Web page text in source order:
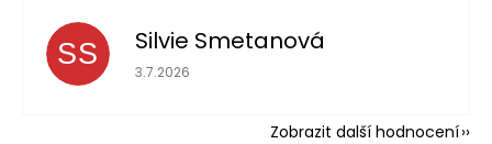
SS Silvie Smetanová
Hodnocení obchodu je 5 z 5 hvězdiček.
3.7.2026
Zobrazit další hodnocení